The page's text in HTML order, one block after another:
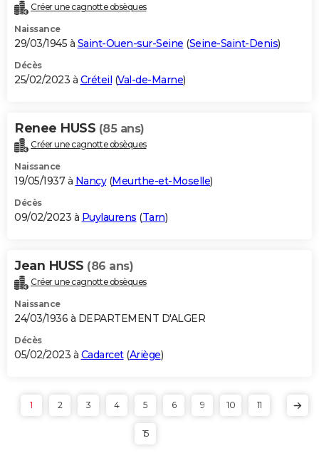
Créer une cagnotte obsèques
Naissance
29/03/1945 à Saint-Ouen-sur-Seine (Seine-Saint-Denis)
Décès
25/02/2023 à Créteil (Val-de-Marne)
Renee HUSS (85 ans)
Créer une cagnotte obsèques
Naissance
19/05/1937 à Nancy(Meurthe-et-Moselle)
Décès
09/02/2023 à Puylaurens (Tarn)
Jean HUSS (86 ans)
Créer une cagnotte obsèques
Naissance
24/03/1936 à DEPARTEMENT D'ALGER
Décès
05/02/2023 à Cadarcet(Ariège)
1 2 3 4 5 6 9 10 11
15